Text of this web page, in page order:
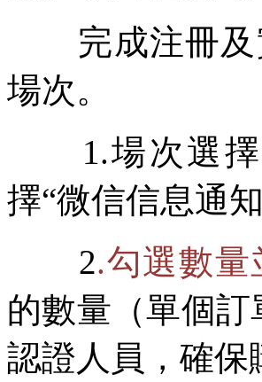
完成注冊及
場次。
1.場次選擇
擇“微信信息通知
2.勾選數
的數量（單個
認證人員，確保